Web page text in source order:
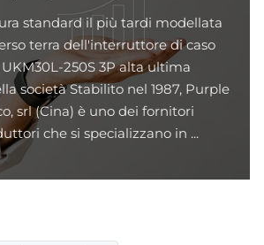
standard il più tardi modellata
terra dell'interruttore di caso
250S 3P alta ultima
società Stabilito nel 1987, Purple
srl (Cina) è uno dei fornitori
che si specializzano in ...